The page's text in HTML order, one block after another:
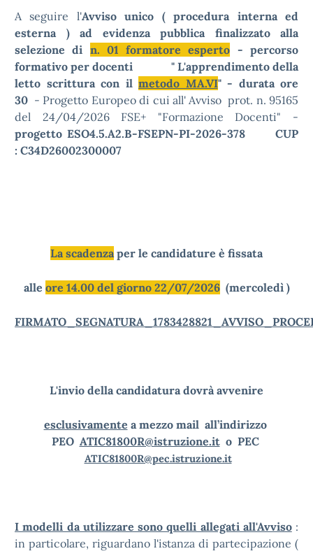
A seguire l'Avviso unico ( procedura interna ed
esterna ) ad evidenza pubblica finalizzato alla
selezione di n. 01 formatore esperto - percorso
formativo per docenti " L'apprendimento della
letto scrittura con il metodo MA.VI" - durata ore
30 - Progetto Europeo di cui all' Avviso prot. n. 95165
del 24/04/2026 FSE+ "Formazione Docenti" -
progetto ESO4.5.A2.B-FSEPN-PI-2026-378 CUP
: C34D26002300007
La scadenzaper le candidature è fissata
alle ore 14.00 del giorno 22/07/2026(mercoledì )
L'invio della candidatura dovrà avvenire
esclusivamente a mezzo mail all’indirizzo
PEO ATIC81800R@istruzione.ito PEC
ATIC81800R@pec.istruzione.it
I modelli da utilizzare sono quelli allegati all'Avviso:
in particolare, riguardano l'istanza di partecipazione (